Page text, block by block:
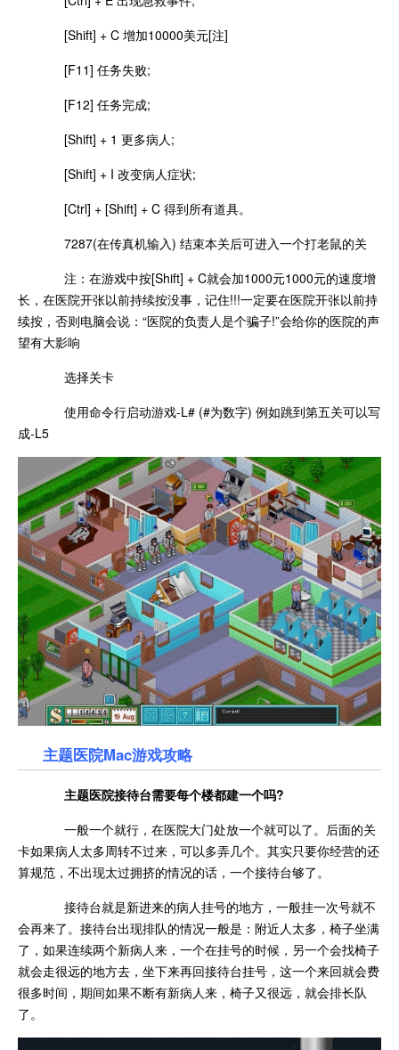
[Shift] + C 增加10000美元[注]
[F11] 任务失败;
[F12] 任务完成;
[Shift] + 1 更多病人;
[Shift] + I 改变病人症状;
[Ctrl] + [Shift] + C 得到所有道具。
7287(在传真机输入) 结束本关后可进入一个打老鼠的关
注：在游戏中按[Shift] + C就会加1000元1000元的速度增
长，在医院开张以前持续按没事，记住!!!一定要在医院开张以前持
续按，否则电脑会说：“医院的负责人是个骗子!”会给你的医院的声
望有大影响
选择关卡
使用命令行启动游戏-L# (#为数字) 例如跳到第五关可以写
成-L5
主题医院Mac游戏攻略
主题医院接待台需要每个楼都建一个吗?
一般一个就行，在医院大门处放一个就可以了。后面的关
卡如果病人太多周转不过来，可以多弄几个。其实只要你经营的还
算规范，不出现太过拥挤的情况的话，一个接待台够了。
接待台就是新进来的病人挂号的地方，一般挂一次号就不
会再来了。接待台出现排队的情况一般是：附近人太多，椅子坐满
了，如果连续两个新病人来，一个在挂号的时候，另一个会找椅子
就会走很远的地方去，坐下来再回接待台挂号，这一个来回就会费
很多时间，期间如果不断有新病人来，椅子又很远，就会排长队
了。